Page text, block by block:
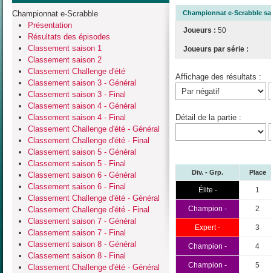
Championnat e-Scrabble
Présentation
Résultats des épisodes
Classement saison 1
Classement saison 2
Classement Challenge d'été
Classement saison 3 - Général
Classement saison 3 - Final
Classement saison 4 - Général
Classement saison 4 - Final
Classement Challenge d'été - Général
Classement Challenge d'été - Final
Classement saison 5 - Général
Classement saison 5 - Final
Classement saison 6 - Général
Classement saison 6 - Final
Classement Challenge d'été - Général
Classement Challenge d'été - Final
Classement saison 7 - Général
Classement saison 7 - Final
Classement saison 8 - Général
Classement saison 8 - Final
Classement Challenge d'été - Général
Championnat e-Scrabble
Joueurs : 50
Joueurs par série :
Affichage des résultats :
Détail de la partie :
Div. - Grp. Place
Élite - 1
Champion - 2
Expert - 3
Champion - 4
Champion - 5